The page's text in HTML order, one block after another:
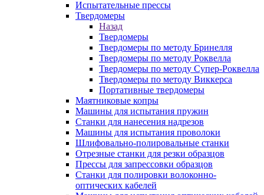
Испытательные прессы
Твердомеры
Назад
Твердомеры
Твердомеры по методу Бринелля
Твердомеры по методу Роквелла
Твердомеры по методу Супер-Роквелла
Твердомеры по методу Виккерса
Портативные твердомеры
Маятниковые копры
Машины для испытания пружин
Станки для нанесения надрезов
Машины для испытания проволоки
Шлифовально-полировальные станки
Отрезные станки для резки образцов
Прессы для запрессовки образцов
Станки для полировки волоконно-
оптических кабелей